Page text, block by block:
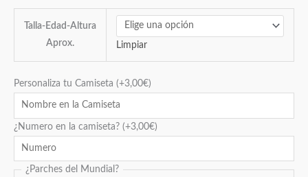
Talla-Edad-Altura
Aprox.
Limpiar
Personaliza tu Camiseta (+3,00€)
¿Numero en la camiseta? (+3,00€)
¿Parches del Mundial?